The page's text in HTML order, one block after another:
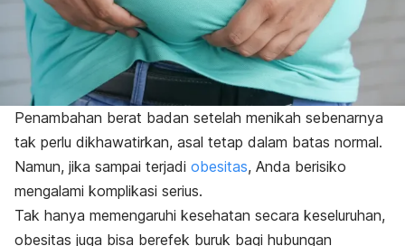
Penambahan berat badan setelah menikah sebenarnya
tak perlu dikhawatirkan, asal tetap dalam batas normal.
Namun, jika sampai terjadi obesitas, Anda berisiko
mengalami komplikasi serius.
Tak hanya memengaruhi kesehatan secara keseluruhan,
obesitas juga bisa berefek buruk bagi hubungan